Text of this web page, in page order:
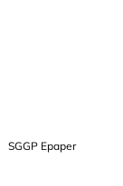
SGGP Epaper